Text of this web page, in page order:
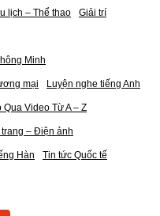
lịch – Thể thao Giải trí
Minh
mại Luyện nghe tiếng Anh
Video Từ A – Z
– Điện ảnh
Hàn Tin tức Quốc tế